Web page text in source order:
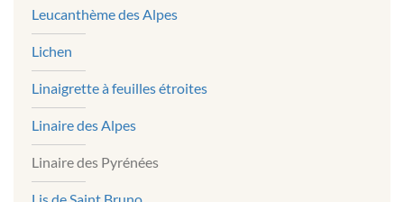
Leucanthème des Alpes
Lichen
Linaigrette à feuilles étroites
Linaire des Alpes
Linaire des Pyrénées